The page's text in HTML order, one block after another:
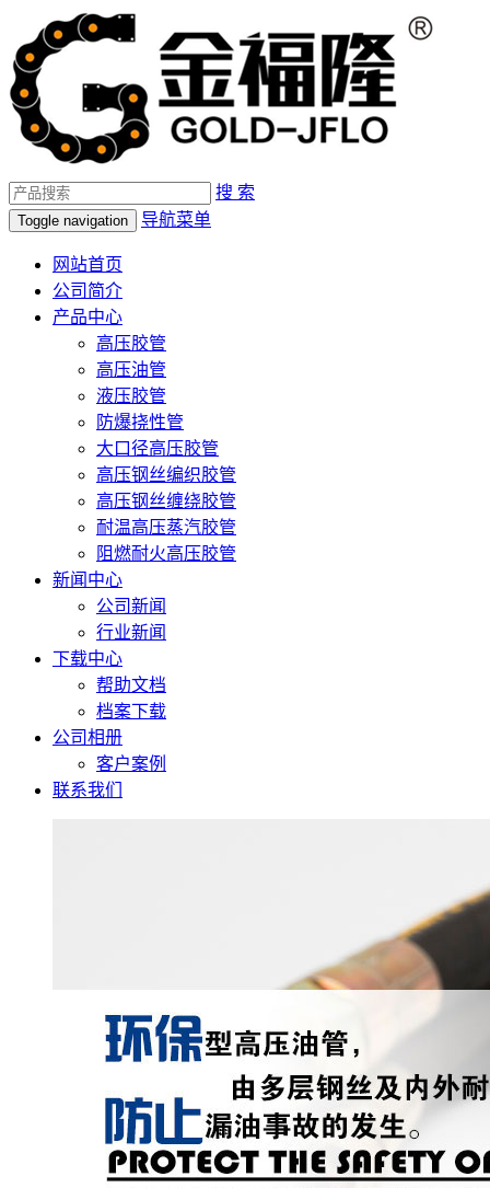
搜 索
Toggle navigation 导航菜单
网站首页
公司简介
产品中心
高压胶管
高压油管
液压胶管
防爆挠性管
大口径高压胶管
高压钢丝编织胶管
高压钢丝缠绕胶管
耐温高压蒸汽胶管
阻燃耐火高压胶管
新闻中心
公司新闻
行业新闻
下载中心
帮助文档
档案下载
公司相册
客户案例
联系我们